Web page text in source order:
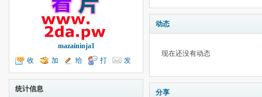
mazaininja1
收
听TA
加
为好友
给
我留言
打
个招呼
发
送消息
统计信息
动态
现在还没有动态
分享